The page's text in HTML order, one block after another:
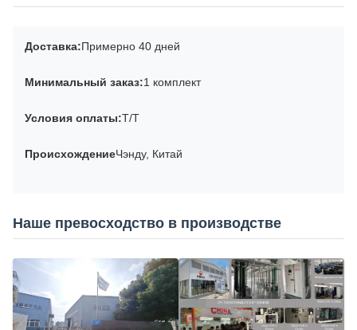
Доставка:Примерно 40 дней
Минимальный заказ:1 комплект
Условия оплаты:T/T
ПроисхождениеЧэнду, Китай
Наше превосходство в производстве